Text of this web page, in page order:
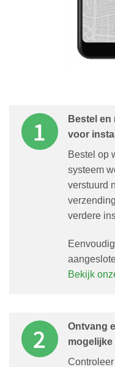
Bestel en
voor
Bestel op
systeem
verstuurd
verdere
Bekijk
Ontvang
mogelijke